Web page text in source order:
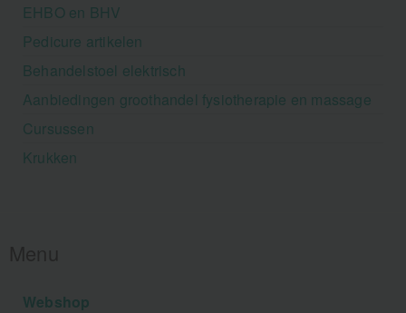
EHBO en BHV
Pedicure artikelen
Behandelstoel elektrisch
Aanbiedingen groothandel fysiotherapie en massage
Cursussen
Krukken
Webshop